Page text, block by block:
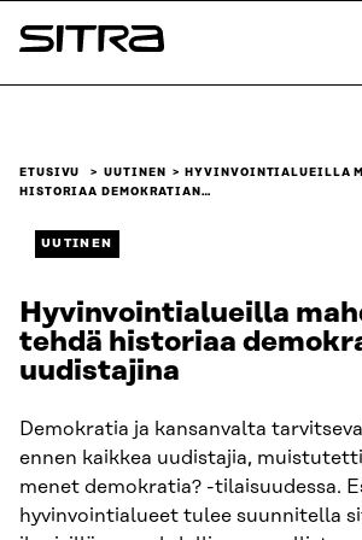
Siirry
suoraan
Sitra
ETUSIVU UUTINEN
HYVINVOINTIALUEILLA
HISTORIAA DEMOKRATIAN…
UUTINEN
Hyvinvointialueilla
tehdä historiaa
uudistajina
Demokratia ja kansanvalta
ennen kaikkea uudistajia,
menet demokratia? -tilaisuudessa.
hyvinvointialueet tulee suunnitella